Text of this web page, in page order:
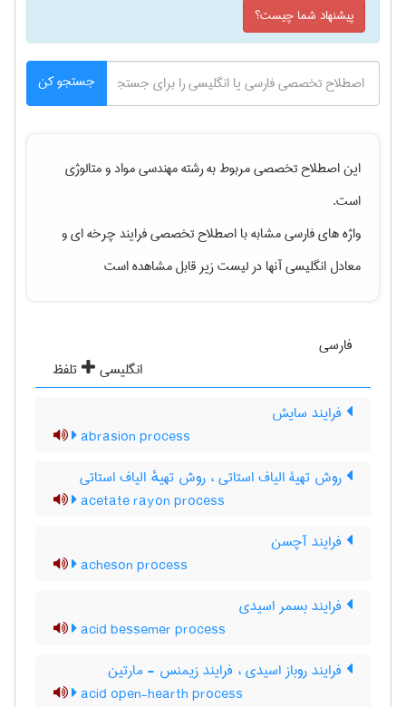
پیشنهاد شما چیست؟
جستجو کن
این اصطلاح تخصصی مربوط به رشتهمهندسی مواد و متالوژی
است.
واژه های فارسی مشابه با اصطلاح تخصصیفرایند چرخه ایو
معادل انگلیسی آنها در لیست زیر قابل مشاهده است
فارسی
انگلیسی
تلفظ
فرایند سایش
abrasion process
روش تهیۀ الیاف استاتی ، روش تهیهٔ الیاف استاتی
acetate rayon process
فرایند آچسن
acheson process
فرایند بسمر اسیدی
acid bessemer process
فرایند روباز اسیدی ، فرایند زیمنس - مارتین
acid open-hearth process